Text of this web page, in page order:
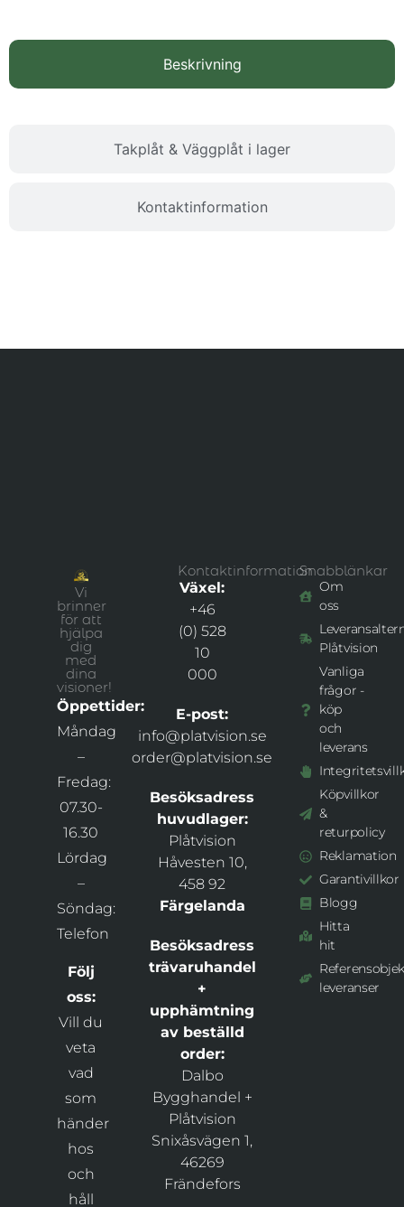
Beskrivning
Takplåt & Väggplåt i lager
Kontaktinformation
Vi
brinner
för att
hjälpa
dig
med
dina
visioner!
Öppettider:
Måndag
–
Fredag:
07.30-
16.30
Lördag
–
Söndag:
Telefon
Följ
oss:
Vill du
veta
vad
som
händer
hos
och
håll
Kontaktinformation
Växel:
+46
(0) 528
10
000
E-post:
info@platvision.se
order@platvision.se
Besöksadress
huvudlager:
Plåtvision
Håvesten 10,
458 92
Färgelanda
Besöksadress
trävaruhandel
+
upphämtning
av beställd
order:
Dalbo
Bygghandel +
Plåtvision
Snixåsvägen 1,
46269
Frändefors
Snabblänkar
Om
oss
Plåtvision
Vanliga
frågor -
köp
och
leverans
Köpvillkor
&
returpolicy
Reklamation
Garantivillkor
Blogg
Hitta
hit
leveranser